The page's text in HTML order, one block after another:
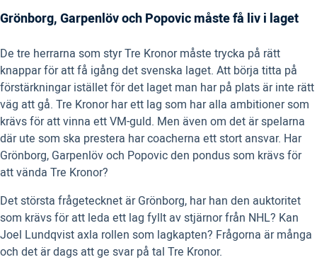
Grönborg, Garpenlöv och Popovic måste få liv i laget
De tre herrarna som styr Tre Kronor måste trycka på rätt
knappar för att få igång det svenska laget. Att börja titta på
förstärkningar istället för det laget man har på plats är inte rätt
väg att gå. Tre Kronor har ett lag som har alla ambitioner som
krävs för att vinna ett VM-guld. Men även om det är spelarna
där ute som ska prestera har coacherna ett stort ansvar. Har
Grönborg, Garpenlöv och Popovic den pondus som krävs för
att vända Tre Kronor?
Det största frågetecknet är Grönborg, har han den auktoritet
som krävs för att leda ett lag fyllt av stjärnor från NHL? Kan
Joel Lundqvist axla rollen som lagkapten? Frågorna är många
och det är dags att ge svar på tal Tre Kronor.